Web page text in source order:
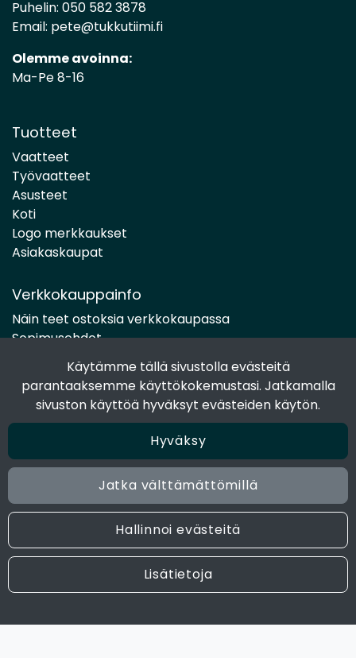
Käytämme tällä sivustolla evästeitä
parantaaksemme käyttökokemustasi. Jatkamalla
sivuston käyttöä hyväksyt evästeiden käytön.
Hyväksy
Jatka välttämättömillä
Hallinnoi evästeitä
Lisätietoja
Puhelin: 050 582 3878
Email: pete@tukkutiimi.fi
Olemme avoinna:
Ma-Pe 8-16
Tuotteet
Vaatteet
Työvaatteet
Asusteet
Koti
Logo merkkaukset
Asiakaskaupat
Verkkokauppainfo
Näin teet ostoksia verkkokaupassa
Sopimusehdot
Maksutavat
Tietosuojaseloste
Seuraa sosiaalisessa mediassa
Facebook
Instagram
© 2024 Joen Tukkutiimi. All rights reserved. Site by